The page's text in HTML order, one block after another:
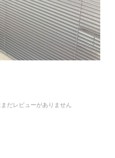
だレビューがありません